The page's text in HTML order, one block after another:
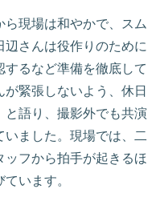
現場は和やかで、スム
さんは役作りのために
るなど準備を徹底して
緊張しないよう、休日
と語り、撮影外でも共演
ました。現場では、二
ッフから拍手が起きるほ
います。